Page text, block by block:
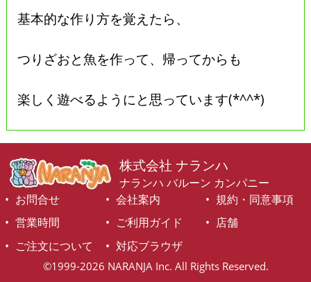
基本的な作り方を覚えたら、
つりざおと魚を作って、帰ってからも
楽しく遊べるようにと思っています(*^^*)
株式会社 ナランハ
ナランハ バルーン カンパニー
お問合せ
会社案内
規約・同意事項
営業時間
ご利用ガイド
店舗
ご注文について
対応ブラウザ
©1999-2026 NARANJA Inc. All Rights Reserved.